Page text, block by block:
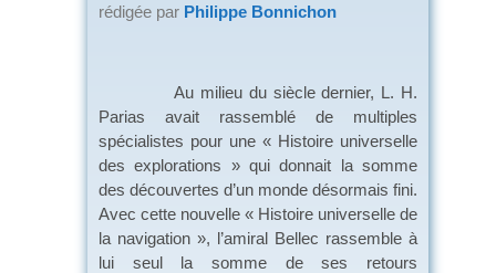
rédigée par Philippe Bonnichon
Au milieu du siècle dernier, L. H.
Parias avait rassemblé de multiples
spécialistes pour une « Histoire universelle
des explorations » qui donnait la somme
des découvertes d’un monde désormais fini.
Avec cette nouvelle « Histoire universelle de
la navigation », l’amiral Bellec rassemble à
lui seul la somme de ses retours